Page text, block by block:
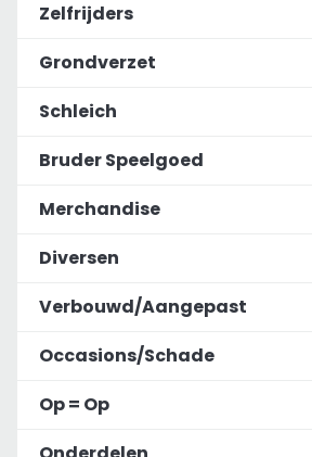
Zelfrijders
Grondverzet
Schleich
Bruder Speelgoed
Merchandise
Diversen
Verbouwd/Aangepast
Occasions/Schade
Op = Op